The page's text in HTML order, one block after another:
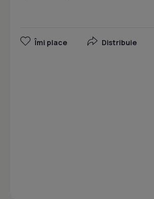
Îmi place Distribuie